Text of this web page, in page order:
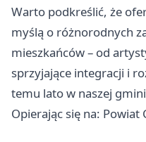
Warto podkreślić, że
myślą o różnorodnych
mieszkańców – od
sprzyjające integracji i
temu lato w naszej
Opierając się na: Powiat